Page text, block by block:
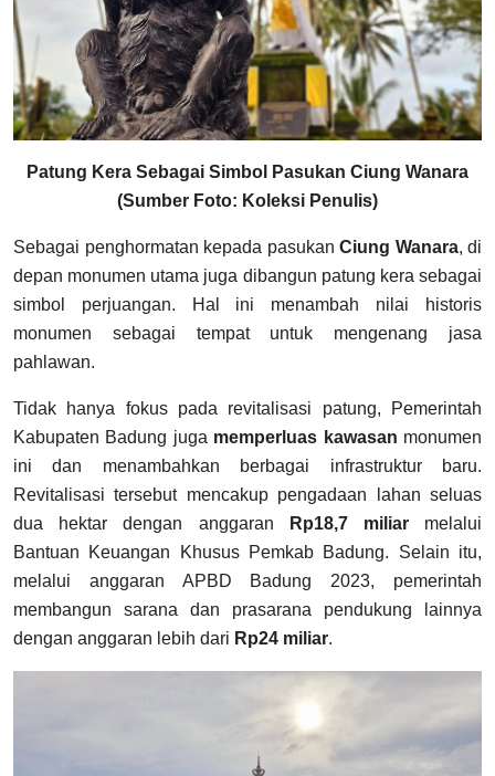
Patung Kera Sebagai Simbol Pasukan Ciung Wanara
(Sumber Foto: Koleksi Penulis)
Sebagai penghormatan kepada pasukan Ciung Wanara, di
depan monumen utama juga dibangun patung kera sebagai
simbol perjuangan. Hal ini menambah nilai historis
monumen sebagai tempat untuk mengenang jasa
pahlawan.
Tidak hanya fokus pada revitalisasi patung, Pemerintah
Kabupaten Badung juga memperluas kawasan monumen
ini dan menambahkan berbagai infrastruktur baru.
Revitalisasi tersebut mencakup pengadaan lahan seluas
dua hektar dengan anggaran
Rp18,7 miliar melalui
Bantuan Keuangan Khusus Pemkab Badung. Selain itu,
melalui anggaran APBD Badung 2023, pemerintah
membangun sarana dan prasarana pendukung lainnya
dengan anggaran lebih dari Rp24 miliar.